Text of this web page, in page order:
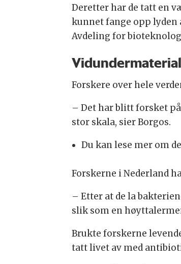
Deretter har de tatt en
kunnet fange opp lyden
Avdeling for
Forskere over hele
– Det har blitt forsket
stor skala, sier Borgos.
Du kan lese mer om
Forskerne i Nederland
– Etter at de la
slik som en
Brukte forskerne
tatt livet av med